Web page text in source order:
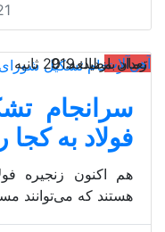
آهن‌آلات
زمان مطالعه: 20 ثانیه
تعداد بازدید: 919
سرانجام
فولاد به کجا
هم اکنون زنجیره
هستند که می‌توانند